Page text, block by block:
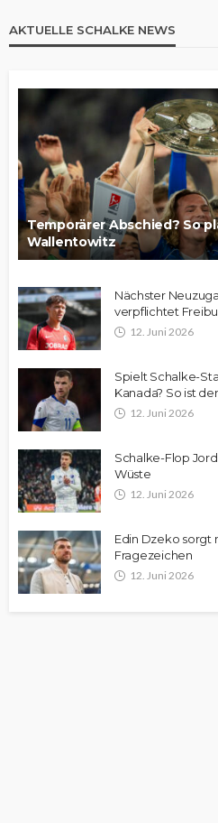
AKTUELLE SCHALKE NEWS
Temporärer Abschied? So
Wallentowitz
Nächster
verpflichtet
12. Juni 2026
Spielt Schalke-
Kanada? So ist
12. Juni 2026
Schalke-Flop
Wüste
12. Juni 2026
Edin Dzeko sorgt
Fragezeichen
12. Juni 2026